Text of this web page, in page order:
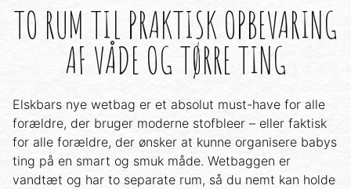
TO RUM TIL PRAKTISK OPBEVARING
AF VÅDE OG TØRRE TING
Elskbars nye wetbag er et absolut must-have for alle
forældre, der bruger moderne stofbleer – eller faktisk
for alle forældre, der ønsker at kunne organisere babys
ting på en smart og smuk måde. Wetbaggen er
vandtæt og har to separate rum, så du nemt kan holde